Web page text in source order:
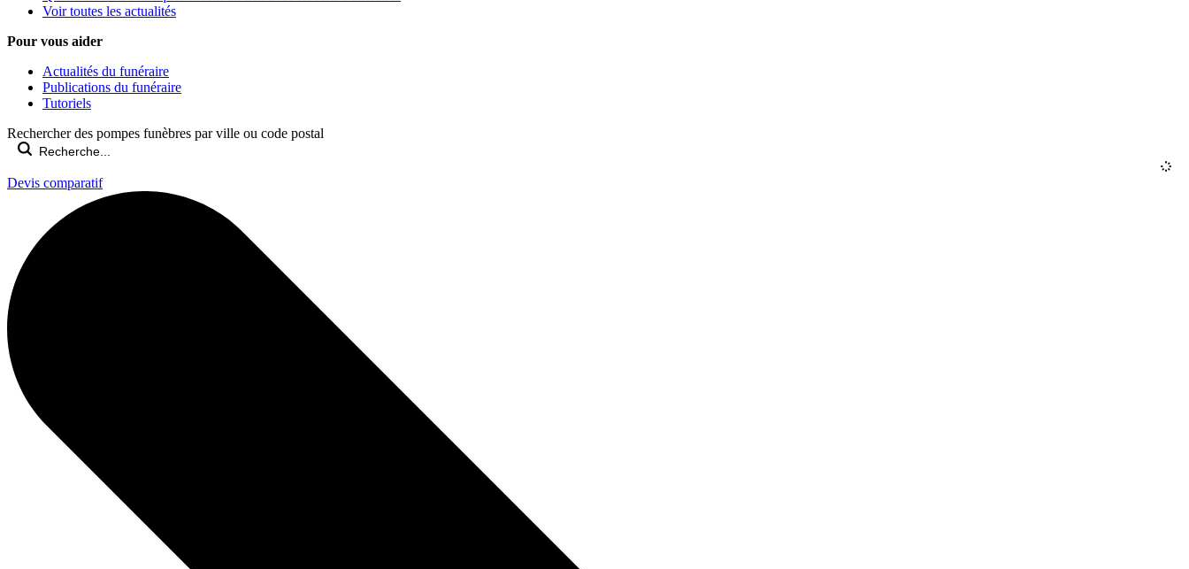
Voir toutes les actualités
Pour vous aider
Actualités du funéraire
Publications du funéraire
Tutoriels
Rechercher des pompes funèbres par ville ou code postal
Devis comparatif